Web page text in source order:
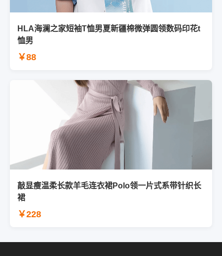
HLA海澜之家短袖T恤男夏新疆棉微弹圆领数码印花t
恤男
￥88
敲显瘦温柔长款羊毛连衣裙Polo领一片式系带针织长
裙
￥228